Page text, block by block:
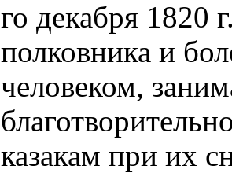
го декабря 1820
полковника и
человеком,
казакам при их